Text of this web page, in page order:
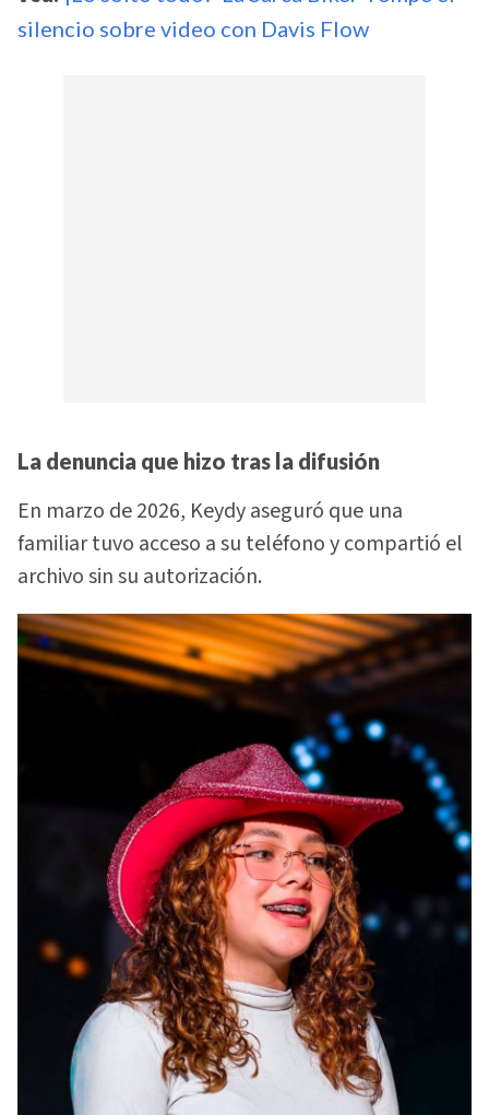
silencio sobre video con Davis Flow
La denuncia que hizo tras la difusión
En marzo de 2026, Keydy aseguró que una
familiar tuvo acceso a su teléfono y compartió el
archivo sin su autorización.